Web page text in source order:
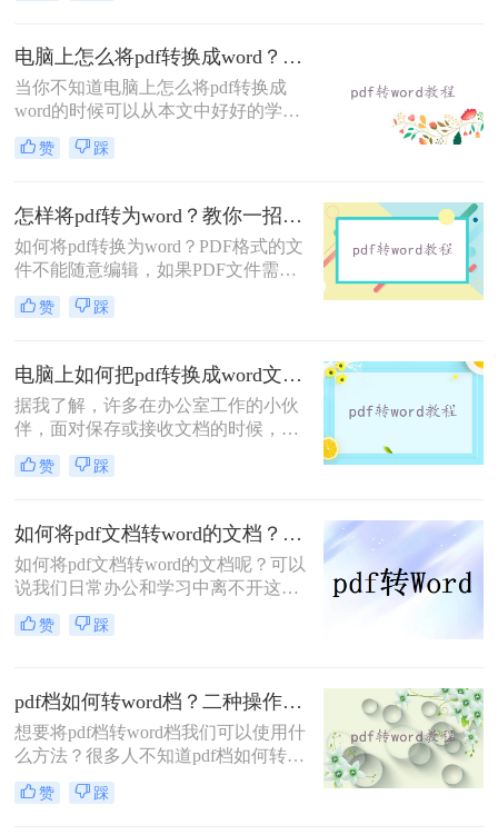
方法。一起来看看吧~
电脑上怎么将pdf转换成word？快来了解一下转转大师转换方法！
当你不知道电脑上怎么将pdf转换成
word的时候可以从本文中好好的学习
一下具体的方法，小编在本文中给大
家带来了二种相应的格式转换方法，
赞 踩
怎样将pdf转为word？教你一招批量转换，直接拉满工作效率！
如何将pdf转换为word？PDF格式的文
件不能随意编辑，如果PDF文件需要
编辑和修改，则需要将PDF转换为
Word文件。你还在担心你不会怎样将
介绍几个有效的pdf转word方法！
赞 踩
电脑上如何把pdf转换成word文档？试试看这四种方法！
据我了解，许多在办公室工作的小伙
伴，面对保存或接收文档的时候，基
本都是PDF格式。可有些时候我们需
要在文件上修改编辑，这时的PDF格
赞 踩
如何将pdf文档转word的文档？以下几个方法赶紧收藏！
如何将pdf文档转word的文档呢？可以
说我们日常办公和学习中离不开这两
种文件格式，用来编辑和发送文件都
有非常好的体验。一般情况下，我们
们想要把它转换成Word文档来做进一
步的编辑，该怎么转换呢？其实方法
很简单，掌握方法就能轻松解决，今
一起来学习吧。
赞 踩
pdf档如何转word档？二种操作方法分享给你!
想要将pdf档转word档我们可以使用什
么方法？很多人不知道pdf档如何转
word档，以为不能直接转换格式，常
常去重新新建文档然后再录入内容，
赞 踩